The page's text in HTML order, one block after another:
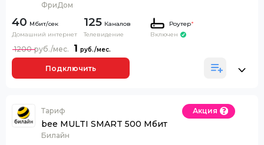
ФриДом
40
Домашний интернет
125 Каналов
Телевидение
Роутер*
Включен
1
1200
Подключить
Тариф
bee MULTI SMART 500 Мбит
Билайн
Акция